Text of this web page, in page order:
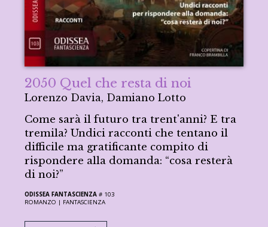
2050 Quel che resta di noi
Lorenzo Davia, Damiano Lotto
Come sarà il futuro tra trent'anni? E tra
tremila? Undici racconti che tentano il
difficile ma gratificante compito di
rispondere alla domanda: “cosa resterà
di noi?”
ODISSEA FANTASCIENZA # 103
ROMANZO | FANTASCIENZA